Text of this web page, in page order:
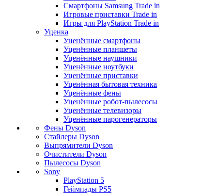
Смартфоны Samsung Trade in
Игровые приставки Trade in
Игры для PlayStation Trade in
Уценка
Уценённые смартфоны
Уценённые планшеты
Уценённые наушники
Уценённые ноутбуки
Уценённые приставки
Уценённая бытовая техника
Уценённые фены
Уценённые робот-пылесосы
Уценённые телевизоры
Уценённые парогенераторы
Фены Dyson
Стайлеры Dyson
Выпрямители Dyson
Очистители Dyson
Пылесосы Dyson
Sony
PlayStation 5
Геймпады PS5